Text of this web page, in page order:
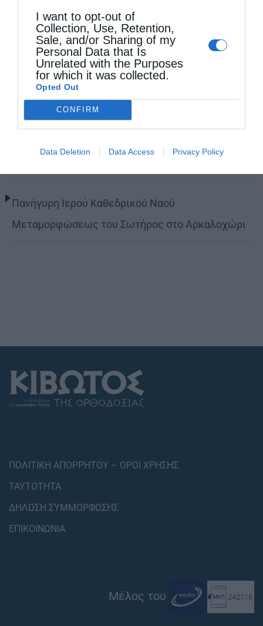
I want to opt-out of
Collection, Use, Retention,
Sale, and/or Sharing of my
Personal Data that Is
Unrelated with the Purposes
for which it was collected.
Opted Out
CONFIRM
Data Deletion Data Access Privacy Policy
Αυστραλίας στην Ιερά Επισκοπή Χώρας
Δημητριάδος Ιγνάτιος: «Ο Χριστός μάς έδειξε το
μέλλον μας» – Με λαμπρότητα εορτάστηκε στον
Βόλο η Μεταμόρφωση
Πανήγυρη Ιερού Καθεδρικού Ναού
Μεταμορφώσεως του Σωτήρος στο Αρκαλοχώρι
ΠΟΛΙΤΙΚΗ ΑΠΟΡΡΗΤΟΥ – ΟΡΟΙ ΧΡΗΣΗΣ
ΤΑΥΤΟΤΗΤΑ
ΔΗΛΩΣΗ ΣΥΜΜΟΡΦΩΣΗΣ
ΕΠΙΚΟΙΝΩΝΙΑ
Μέλος του